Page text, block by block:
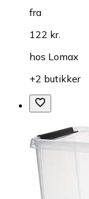
fra
122 kr.
hos Lomax
+2 butikker